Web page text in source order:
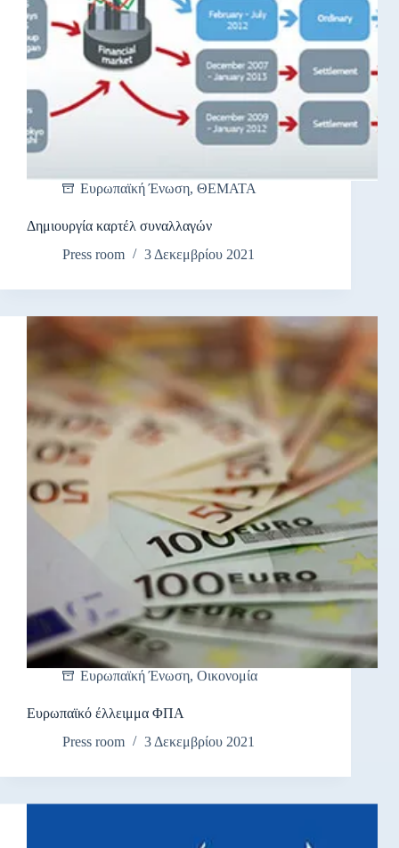
Ευρωπαϊκή Ένωση, ΘΕΜΑΤΑ
Δημιουργία καρτέλ συναλλαγών
Press room
3 Δεκεμβρίου 2021
Ευρωπαϊκή Ένωση, Οικονομία
Ευρωπαϊκό έλλειμμα ΦΠΑ
Press room
3 Δεκεμβρίου 2021